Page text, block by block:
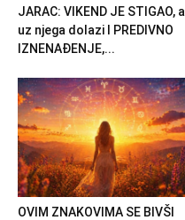
JARAC: VIKEND JE STIGAO, a
uz njega dolazi I PREDIVNO
IZNENAĐENJE,...
OVIM ZNAKOVIMA SE BIVŠI